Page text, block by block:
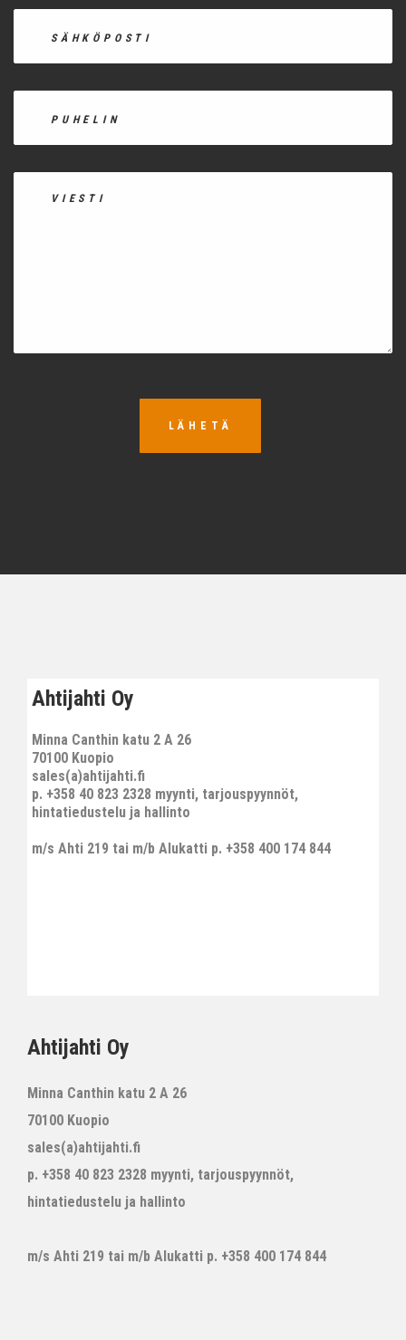
LÄHETÄ
Ahtijahti Oy
Minna Canthin katu 2 A 26
70100 Kuopio
sales(a)ahtijahti.fi
p. +358 40 823 2328 myynti, tarjouspyynnöt,
hintatiedustelu ja hallinto
m/s Ahti 219 tai m/b Alukatti p. +358 400 174 844
Ahtijahti Oy
Minna Canthin katu 2 A 26
70100 Kuopio
sales(a)ahtijahti.fi
p. +358 40 823 2328 myynti, tarjouspyynnöt,
hintatiedustelu ja hallinto
m/s Ahti 219 tai m/b Alukatti p. +358 400 174 844